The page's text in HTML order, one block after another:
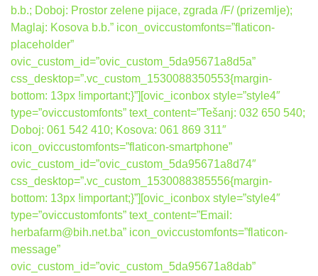
b.b.; Doboj: Prostor zelene pijace, zgrada /F/ (prizemlje);
Maglaj: Kosova b.b.” icon_oviccustomfonts=”flaticon-
placeholder”
ovic_custom_id=”ovic_custom_5da95671a8d5a”
css_desktop=”.vc_custom_1530088350553{margin-
bottom: 13px !important;}”][ovic_iconbox style=”style4″
type=”oviccustomfonts” text_content=”Tešanj: 032 650 540;
Doboj: 061 542 410; Kosova: 061 869 311″
icon_oviccustomfonts=”flaticon-smartphone”
ovic_custom_id=”ovic_custom_5da95671a8d74″
css_desktop=”.vc_custom_1530088385556{margin-
bottom: 13px !important;}”][ovic_iconbox style=”style4″
type=”oviccustomfonts” text_content=”Email:
herbafarm@bih.net.ba” icon_oviccustomfonts=”flaticon-
message”
ovic_custom_id=”ovic_custom_5da95671a8dab”